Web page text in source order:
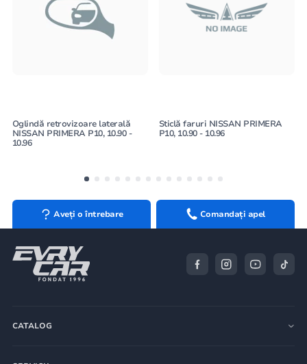
Oglindă retrovizoare laterală
NISSAN PRIMERA P10, 10.90 -
10.96
Sticlă faruri NISSAN PRIMERA
P10, 10.90 - 10.96
Aveți o întrebare Comandați apel
CATALOG